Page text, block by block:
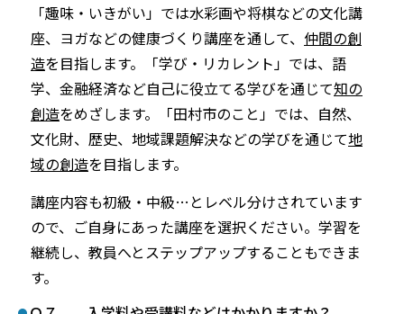
「趣味・いきがい」では水彩画や将棋などの文化講
座、ヨガなどの健康づくり講座を通して、 仲間の創
造を目指します。「学び・リカレント」では、語
学、金融経済など自己に役立てる学びを通じて知の
創造をめざします。「田村市のこと」では、自然、
文化財、歴史、地域課題解決などの学びを通じて地
域の創造を目指します。
講座内容も初級・中級…とレベル分けされています
ので、ご自身にあった講座を選択ください。学習を
継続し、教員へとステップアップすることもできま
す。